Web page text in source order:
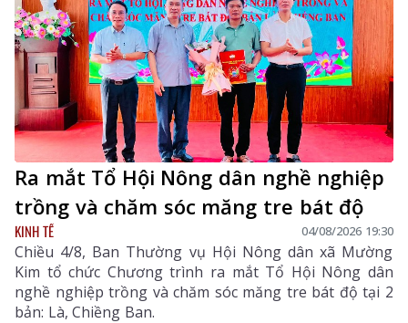
Ra mắt Tổ Hội Nông dân nghề nghiệp
trồng và chăm sóc măng tre bát độ
KINH TẾ 04/08/2026 19:30
Chiều 4/8, Ban Thường vụ Hội Nông dân xã Mường
Kim tổ chức Chương trình ra mắt Tổ Hội Nông dân
nghề nghiệp trồng và chăm sóc măng tre bát độ tại 2
bản: Là, Chiềng Ban.